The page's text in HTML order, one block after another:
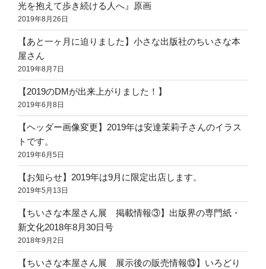
光を抱えて歩き続ける人へ』原画
2019年8月26日
【あと一ヶ月に迫りました】小さな出版社のちいさな本
屋さん
2019年8月7日
【2019のDMが出来上がりました！】
2019年6月8日
【ヘッダー画像変更】2019年は安達茉莉子さんのイラス
トです。
2019年6月5日
【お知らせ】2019年は9月に限定出店します。
2019年5月13日
【ちいさな本屋さん展 掲載情報③】出版界の専門紙・
新文化2018年8月30日号
2018年9月2日
【ちいさな本屋さん展 展示後の販売情報⑬】いろどり